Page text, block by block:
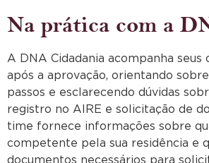
Na prática com a
A DNA Cidadania acompanha seus
após a aprovação, orientando
passos e esclarecendo dúvidas
registro no AIRE e solicitação de
time fornece informações sobre
competente pela sua residência e
documentos necessários para